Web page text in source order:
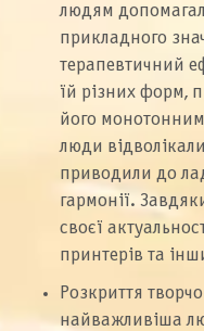
людям
прикладного
терапевтичний
їй різних форм,
його
люди
приводили до
гармонії.
своєї
принтерів та
Розкриття
найважливіша